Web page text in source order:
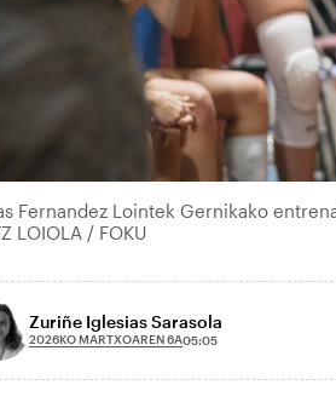
Fernandez Lointek Gernikako
LOIOLA / FOKU
Zuriñe Iglesias Sarasola
2026KO MARTXOAREN 6A05:05